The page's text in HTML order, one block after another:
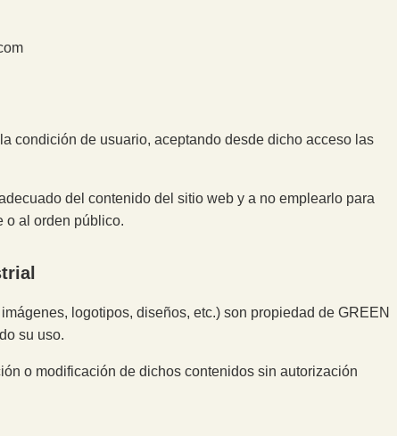
condición de usuario, aceptando desde dicho acceso las
del contenido del sitio web y a no emplearlo para
o al orden público.
logotipos, diseños, etc.) son propiedad de GREEN
su uso.
o modificación de dichos contenidos sin autorización